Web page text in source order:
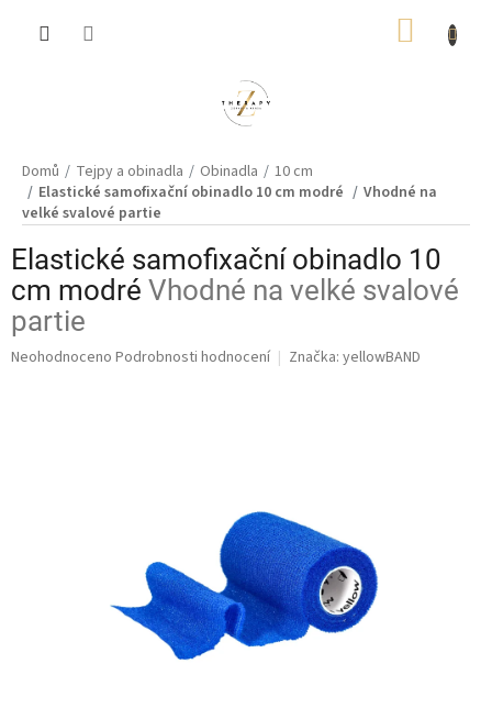
Domů Tejpy a obinadla Obinadla
10 cm
Elastické samofixační obinadlo 10 cm modré
Vhodné na
velké svalové partie
Elastické samofixační obinadlo 10
cm modré Vhodné na velké svalové
partie
Průměrné
Neohodnoceno Podrobnosti hodnocení Značka: yellowBAND